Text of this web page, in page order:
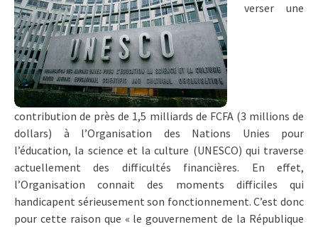
verser une
contribution de près de 1,5 milliards de FCFA (3 millions de
dollars) à l’Organisation des Nations Unies pour
l’éducation, la science et la culture (UNESCO) qui traverse
actuellement des difficultés financières. En effet,
l’Organisation connait des moments difficiles qui
handicapent sérieusement son fonctionnement. C’est donc
pour cette raison que « le gouvernement de la République